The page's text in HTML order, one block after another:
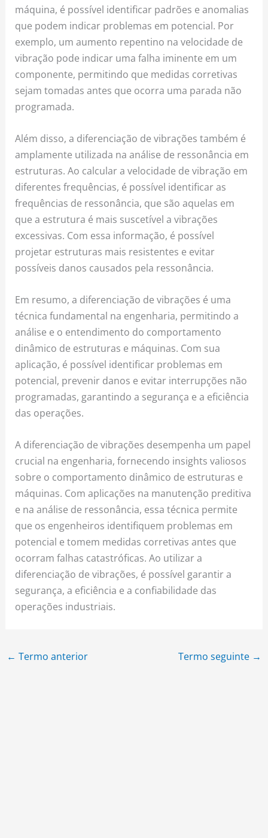
máquina, é possível identificar padrões e anomalias
que podem indicar problemas em potencial. Por
exemplo, um aumento repentino na velocidade de
vibração pode indicar uma falha iminente em um
componente, permitindo que medidas corretivas
sejam tomadas antes que ocorra uma parada não
programada.
Além disso, a diferenciação de vibrações também é
amplamente utilizada na análise de ressonância em
estruturas. Ao calcular a velocidade de vibração em
diferentes frequências, é possível identificar as
frequências de ressonância, que são aquelas em
que a estrutura é mais suscetível a vibrações
excessivas. Com essa informação, é possível
projetar estruturas mais resistentes e evitar
possíveis danos causados pela ressonância.
Em resumo, a diferenciação de vibrações é uma
técnica fundamental na engenharia, permitindo a
análise e o entendimento do comportamento
dinâmico de estruturas e máquinas. Com sua
aplicação, é possível identificar problemas em
potencial, prevenir danos e evitar interrupções não
programadas, garantindo a segurança e a eficiência
das operações.
A diferenciação de vibrações desempenha um papel
crucial na engenharia, fornecendo insights valiosos
sobre o comportamento dinâmico de estruturas e
máquinas. Com aplicações na manutenção preditiva
e na análise de ressonância, essa técnica permite
que os engenheiros identifiquem problemas em
potencial e tomem medidas corretivas antes que
ocorram falhas catastróficas. Ao utilizar a
diferenciação de vibrações, é possível garantir a
segurança, a eficiência e a confiabilidade das
operações industriais.
← Termo anterior Termo seguinte →